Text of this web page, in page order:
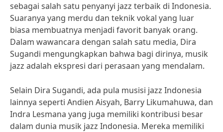
sebagai salah satu penyanyi jazz terbaik di Indonesia.
Suaranya yang merdu dan teknik vokal yang luar
biasa membuatnya menjadi favorit banyak orang.
Dalam wawancara dengan salah satu media, Dira
Sugandi mengungkapkan bahwa bagi dirinya, musik
jazz adalah ekspresi dari perasaan yang mendalam.
Selain Dira Sugandi, ada pula musisi jazz Indonesia
lainnya seperti Andien Aisyah, Barry Likumahuwa, dan
Indra Lesmana yang juga memiliki kontribusi besar
dalam dunia musik jazz Indonesia. Mereka memiliki